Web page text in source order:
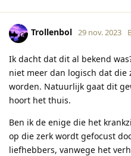
Trollenbol 29 nov. 2023
Ik dacht dat dit al bekend
niet meer dan logisch dat
worden. Natuurlijk gaat dit
hoort het thuis.
Ben ik de enige die het
op die zerk wordt gefocust
liefhebbers, vanwege het